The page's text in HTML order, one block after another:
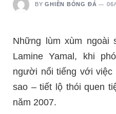
BY GHIỀN BÓNG ĐÁ
Những lùm xùm ngoài
Lamine Yamal, khi
người nổi tiếng với
sao – tiết lộ thói quen
năm 2007.